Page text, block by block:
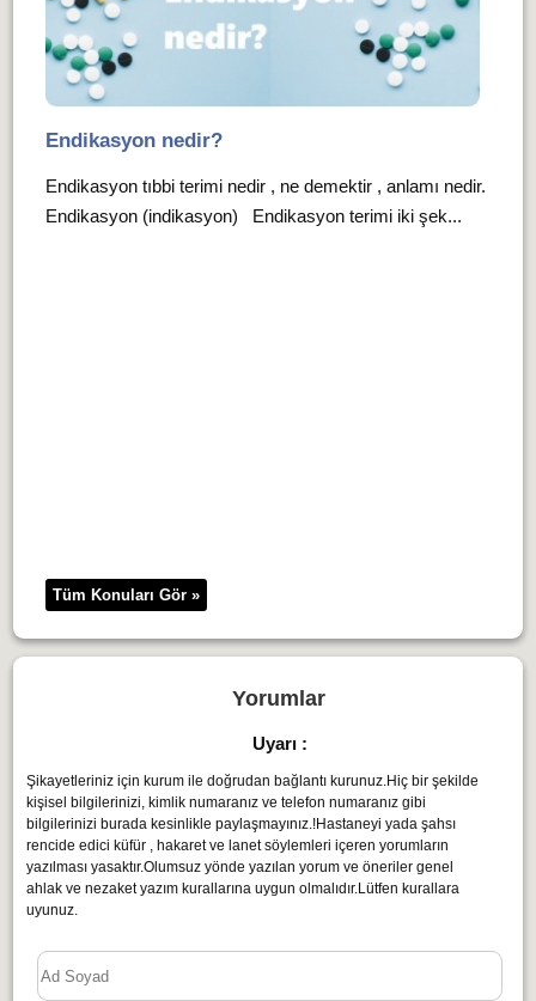
Endikasyon nedir?
Endikasyon tıbbi terimi nedir , ne demektir , anlamı nedir.
Endikasyon (indikasyon) Endikasyon terimi iki şek...
Tüm Konuları Gör »
Yorumlar
Uyarı :
Şikayetleriniz için kurum ile doğrudan bağlantı kurunuz.Hiç bir şekilde
kişisel bilgilerinizi, kimlik numaranız ve telefon numaranız gibi
bilgilerinizi burada kesinlikle paylaşmayınız.!Hastaneyi yada şahsı
rencide edici küfür , hakaret ve lanet söylemleri içeren yorumların
yazılması yasaktır.Olumsuz yönde yazılan yorum ve öneriler genel
ahlak ve nezaket yazım kurallarına uygun olmalıdır.Lütfen kurallara
uyunuz.